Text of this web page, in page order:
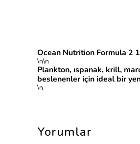
Ocean Nutrition Formula 2
\n\n
Plankton, ıspanak, krill,
beslenenler için ideal bir
\n
Yorumlar